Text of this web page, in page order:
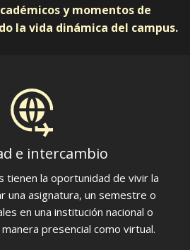
y momentos de
la vida dinámica del campus.
e intercambio
tienen la oportunidad de vivir la
una asignatura, un semestre o
en una institución nacional o
presencial como virtual.